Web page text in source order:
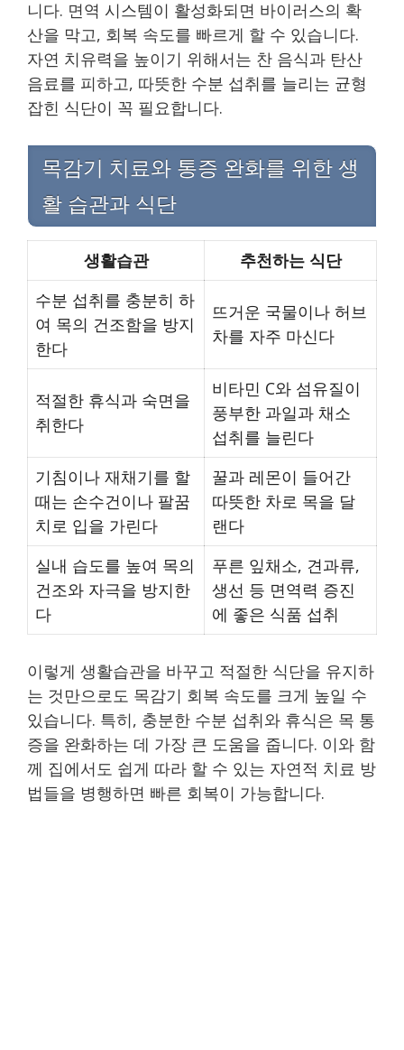
니다. 면역 시스템이 활성화되면 바이러스의 확
산을 막고, 회복 속도를 빠르게 할 수 있습니다.
자연 치유력을 높이기 위해서는 찬 음식과 탄산
음료를 피하고, 따뜻한 수분 섭취를 늘리는 균형
잡힌 식단이 꼭 필요합니다.
목감기 치료와 통증 완화를 위한 생
활 습관과 식단
생활습관
추천하는 식단
수분 섭취를 충분히 하
여 목의 건조함을 방지
한다
뜨거운 국물이나 허브
차를 자주 마신다
적절한 휴식과 숙면을
취한다
비타민 C와 섬유질이
풍부한 과일과 채소
섭취를 늘린다
기침이나 재채기를 할
때는 손수건이나 팔꿈
치로 입을 가린다
꿀과 레몬이 들어간
따뜻한 차로 목을 달
랜다
실내 습도를 높여 목의
건조와 자극을 방지한
다
푸른 잎채소, 견과류,
생선 등 면역력 증진
에 좋은 식품 섭취
이렇게 생활습관을 바꾸고 적절한 식단을 유지하
는 것만으로도 목감기 회복 속도를 크게 높일 수
있습니다. 특히, 충분한 수분 섭취와 휴식은 목 통
증을 완화하는 데 가장 큰 도움을 줍니다. 이와 함
께 집에서도 쉽게 따라 할 수 있는 자연적 치료 방
법들을 병행하면 빠른 회복이 가능합니다.